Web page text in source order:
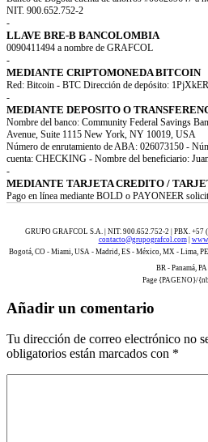
NIT. 900.652.752-2
-
LLAVE BRE-B BANCOLOMBIA
0090411494 a nombre de GRAFCOL
-
MEDIANTE CRIPTOMONEDA BITCOIN
Red: Bitcoin - BTC Dirección de depósito:
-
MEDIANTE DEPOSITO O
Nombre del banco: Community Federal Savings
Avenue, Suite 1115 New York, NY 10019, USA
Número de enrutamiento de ABA: 026073150 -
cuenta: CHECKING - Nombre del beneficiario:
-
MEDIANTE TARJETA CREDITO /
Pago en línea mediante BOLD o PAYONEER
GRUPO GRAFCOL S.A. | NIT. 900.652.752-2 | PBX. +57
contacto@grupografcol.com|
Bogotá, CO - Miami, USA - Madrid, ES - México, MX - Lima,
BR - Panamá, PA
Page {PAGENO}/
Añadir un comentario
Tu dirección de correo electrónico no
obligatorios están marcados con *